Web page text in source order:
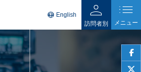
language English person
訪問者別
list
メニュー